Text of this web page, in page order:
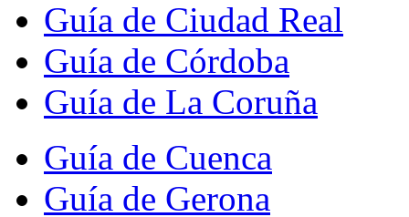
Guía de Ciudad Real
Guía de Córdoba
Guía de La Coruña
Guía de Cuenca
Guía de Gerona